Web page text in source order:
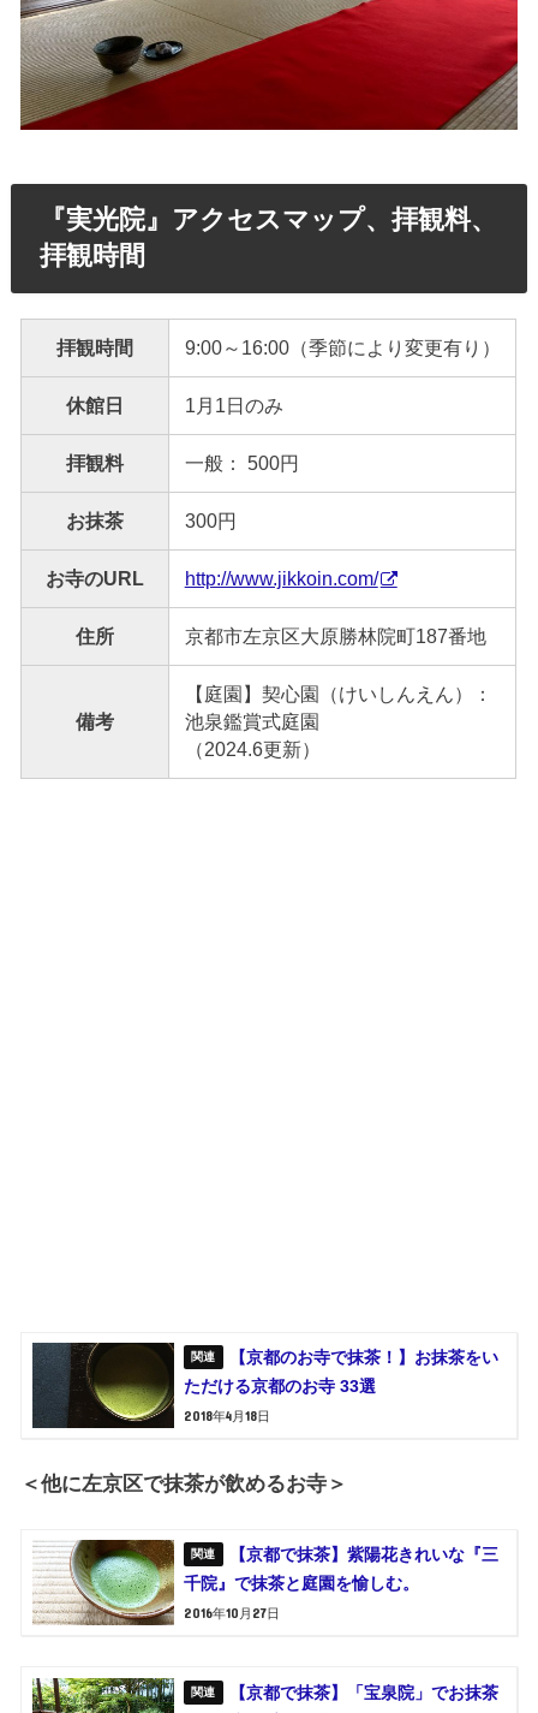
『実光院』アクセスマップ、拝観料、
拝観時間
拝観時間 9:00～16:00（季節により変更有り）
休館日 1月1日のみ
拝観料 一般： 500円
お抹茶 300円
お寺のURL http://www.jikkoin.com/
住所 京都市左京区大原勝林院町187番地
備考
【庭園】契心園（けいしんえん）：
池泉鑑賞式庭園
（2024.6更新）
【京都のお寺で抹茶！】お抹茶をい
ただける京都のお寺 33選
2018年4月18日
＜他に左京区で抹茶が飲めるお寺＞
【京都で抹茶】紫陽花きれいな『三
千院』で抹茶と庭園を愉しむ。
2016年10月27日
【京都で抹茶】「宝泉院」でお抹茶